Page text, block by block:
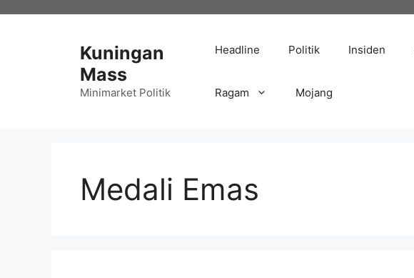
Kuningan
Mass
Minimarket Politik
Headline Politik Insiden
Ragam Mojang
Medali Emas